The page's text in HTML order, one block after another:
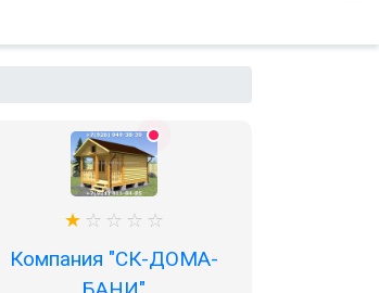
Компания "СК-ДОМА-